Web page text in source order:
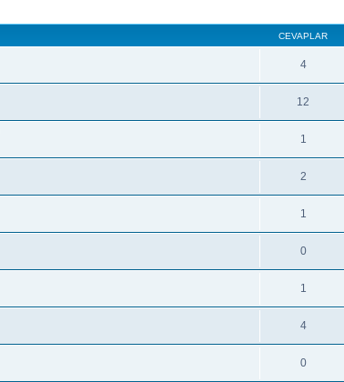
CEVAPLAR
4
12
1
2
1
0
1
4
0